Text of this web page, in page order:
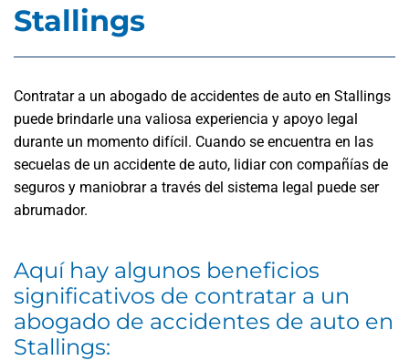
Stallings
Contratar a un abogado de accidentes de auto en Stallings
puede brindarle una valiosa experiencia y apoyo legal
durante un momento difícil. Cuando se encuentra en las
secuelas de un accidente de auto, lidiar con compañías de
seguros y maniobrar a través del sistema legal puede ser
abrumador.
Aquí hay algunos beneficios
significativos de contratar a un
abogado de accidentes de auto en
Stallings: